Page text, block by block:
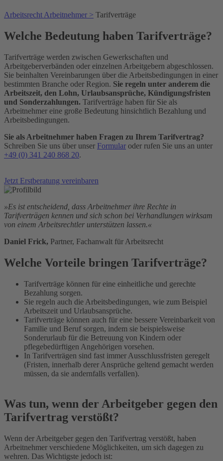
Arbeitsrecht Arbeitnehmer > Tarifverträge
Welche Bedeutung haben Tarifverträge?
Tarifverträge werden zwischen Gewerkschaften und
Arbeitgeberverbänden oder einzelnen Arbeitgebern abgeschlossen.
Sie beinhalten Vereinbarungen über die Arbeitsbedingungen in einer
bestimmten Branche oder Region. Sie regeln unter anderem die
Arbeitszeit, den Lohn, Urlaubsansprüche, Kündigungsfristen
und Sonderzahlungen. Tarifverträge haben für Sie als
Arbeitnehmer eine große Bedeutung hinsichtlich Bezahlung und
Arbeitsbedingungen.
Sie als Arbeitnehmer haben Fragen zu Ihrem Tarifvertrag?
Schreiben Sie uns über unser Formular oder rufen Sie uns an unter
+49 (0) 341 240 868 20.
Jetzt Erstberatung vereinbaren
»Es ist entscheidend, dass Arbeitnehmer ihre Rechte in
Tarifverträgen kennen und sich schon bei Verhandlungen wirksam
von einem Arbeitsrechtler unterstützen lassen.«
Daniel Frick, Partner, Fachanwalt für Arbeitsrecht
Welche Vorteile bringen Tarifverträge?
Tarifverträge können für eine einheitliche und gerechte
Bezahlung sorgen.
Sie regeln auch die Arbeitsbedingungen, wie zum Beispiel
Arbeitszeit und Urlaubsansprüche.
Tarifverträge können auch für eine bessere Vereinbarkeit von
Familie und Beruf sorgen, indem sie beispielsweise
Sonderurlaub für die Betreuung von Kindern oder
pflegebedürftigen Angehörigen vorsehen.
In Tarifverträgen sind fast immer Ausschlussfristen geregelt
(Fristen, innerhalb derer Ansprüche geltend gemacht werden
müssen, da sie andernfalls verfallen).
Was tun, wenn der Arbeitgeber gegen den
Tarifvertrag verstößt?
Wenn der Arbeitgeber gegen den Tarifvertrag verstößt, haben
Arbeitnehmer verschiedene Möglichkeiten, um sich dagegen zu
wehren. Das Wichtigste jedoch ist: